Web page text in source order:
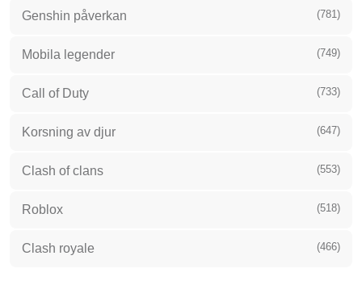
Genshin påverkan (781)
Mobila legender (749)
Call of Duty (733)
Korsning av djur (647)
Clash of clans (553)
Roblox (518)
Clash royale (466)